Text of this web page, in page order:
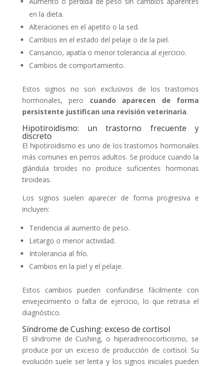
en la dieta.
Alteraciones en el apetito o la sed.
Cambios en el estado del pelaje o de la piel.
Cansancio, apatía o menor tolerancia al ejercicio.
Cambios de comportamiento.
Estos signos no son exclusivos de los trastornos
hormonales, pero cuando aparecen de forma
persistente justifican una revisión veterinaria.
Hipotiroidismo: un trastorno frecuente y
discreto
El hipotiroidismo es uno de los trastornos hormonales
más comunes en perros adultos. Se produce cuando la
glándula tiroides no produce suficientes hormonas
tiroideas.
Los signos suelen aparecer de forma progresiva e
incluyen:
Tendencia al aumento de peso.
Letargo o menor actividad.
Intolerancia al frío.
Cambios en la piel y el pelaje.
Estos cambios pueden confundirse fácilmente con
envejecimiento o falta de ejercicio, lo que retrasa el
diagnóstico.
Síndrome de Cushing: exceso de cortisol
El síndrome de Cushing, o hiperadrenocorticismo, se
produce por un exceso de producción de cortisol. Su
evolución suele ser lenta y los signos iniciales pueden